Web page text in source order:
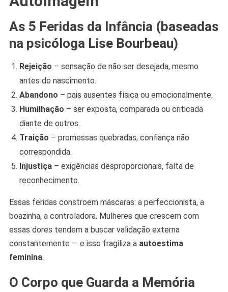
As 5 Feridas da Infância (baseadas
na psicóloga Lise Bourbeau)
Rejeição – sensação de não ser desejada, mesmo
antes do nascimento.
Abandono – pais ausentes física ou emocionalmente.
Humilhação – ser exposta, comparada ou criticada
diante de outros.
Traição – promessas quebradas, confiança não
correspondida.
Injustiça– exigências desproporcionais, falta de
reconhecimento.
Essas feridas constroem máscaras: a perfeccionista, a
boazinha, a controladora. Mulheres que crescem com
essas dores tendem a buscar validação externa
constantemente — e isso fragiliza a autoestima
feminina.
O Corpo que Guarda a Memória